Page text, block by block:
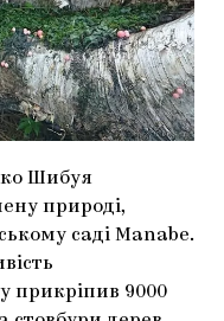
СВЯТА
Шибуя
природі,
саді Manabe.
прикріпив 9000